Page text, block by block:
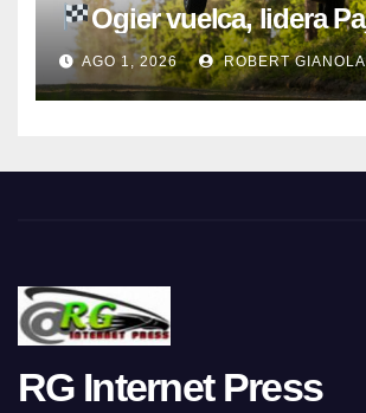
Ogier vuelca, lidera
AGO 1, 2026 ROBERT GIANOLA
RG Internet Press